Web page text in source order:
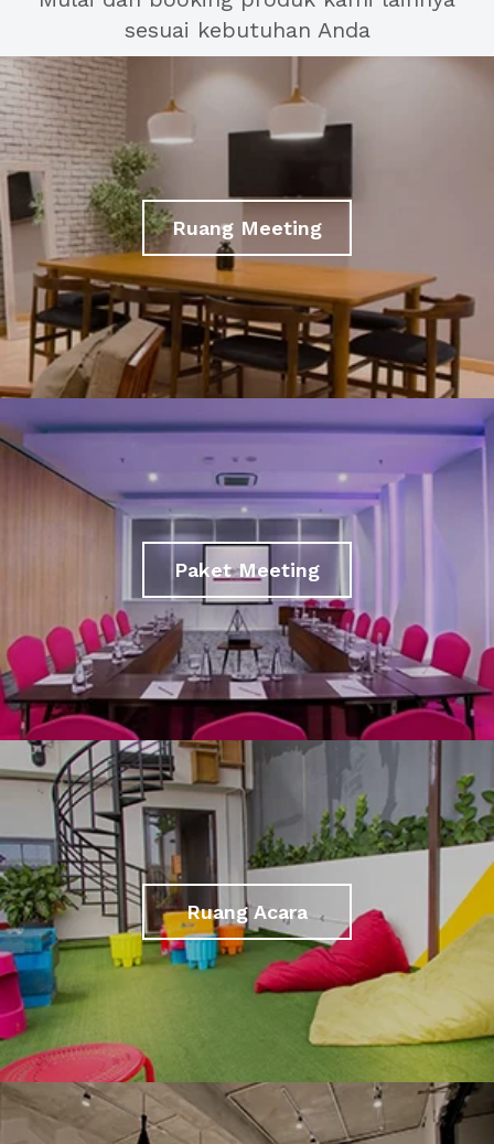
sesuai kebutuhan Anda
Ruang Meeting
Paket Meeting
Ruang Acara